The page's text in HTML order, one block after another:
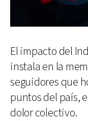
El impacto del
instala en la
seguidores que
puntos del país,
dolor colectivo.